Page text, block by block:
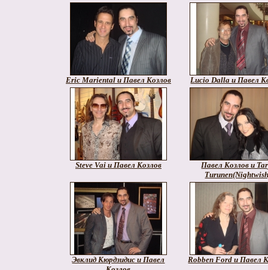
Eric Mariental и Павел Козлов Lucio Dalla и Павел
Steve Vai и Павел Козлов
Павел Козлов и
Эвклид Кюрдзидис и Павел
Robben Ford и Павел